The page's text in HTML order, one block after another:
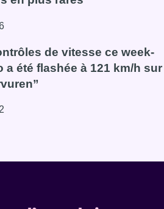
Bart Hanssens recense des
de vitesse ce week-
a été flashée à 121 km/h sur
de contrôles de vitesse ce week-